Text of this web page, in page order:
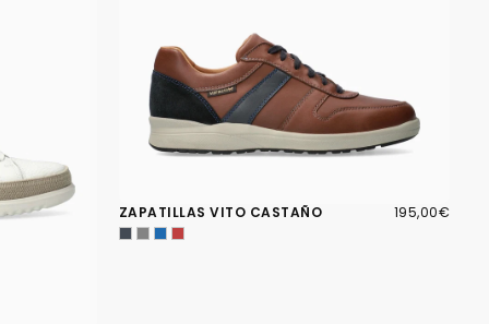
ZAPATILLAS VITO CASTAÑO 195,00€
PRECIO
195,00€